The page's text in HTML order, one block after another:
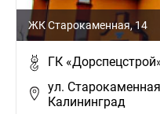
ЖК Старокаменная, 14
ГК
ул.
Калининград